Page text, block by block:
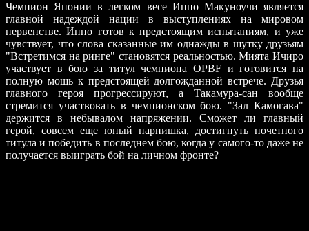
Чемпион Японии в легком весе Иппо Макуноучи является
главной надеждой нации в выступлениях на мировом
первенстве. Иппо готов к предстоящим испытаниям, и уже
чувствует, что слова сказанные им однажды в шутку друзьям
"Встретимся на ринге" становятся реальностью. Мията Ичиро
участвует в бою за титул чемпиона OPBF и готовится на
полную мощь к предстоящей долгожданной встрече. Друзья
главного героя прогрессируют, а Такамура-сан вообще
стремится участвовать в чемпионском бою. "Зал Камогава"
держится в небывалом напряжении. Сможет ли главный
герой, совсем еще юный парнишка, достигнуть почетного
титула и победить в последнем бою, когда у самого-то даже не
получается выиграть бой на личном фронте?